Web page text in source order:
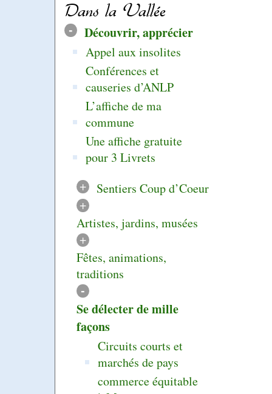
Dans la Vallée
- Découvrir, apprécier
Appel aux insolites
Conférences et
causeries d’ANLP
L’affiche de ma
commune
Une affiche gratuite
pour 3 Livrets
+
Sentiers Coup d’Coeur
+
Artistes, jardins, musées
+
Fêtes, animations,
traditions
-
Se délecter de mille
façons
Circuits courts et
marchés de pays
commerce équitable